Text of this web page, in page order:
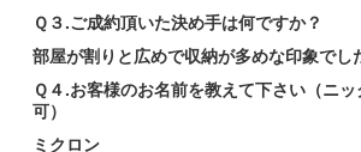
Ｑ３.ご成約頂いた決め手は何ですか？
部屋が割りと広めで収納が多めな印象でし
Ｑ４.お客様のお名前を教えて下さい（ニ
可）
ミクロン